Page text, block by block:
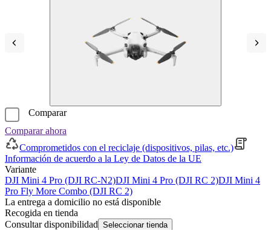
Comparar
Comparar ahora
Comprometidos con el reciclaje (dispositivos, pilas, etc.)
Información de acuerdo a la Ley de Datos de la UE
Variante
DJI Mini 4 Pro (DJI RC-N2)DJI Mini 4 Pro (DJI RC 2)DJI Mini 4
Pro Fly More Combo (DJI RC 2)
La entrega a domicilio no está disponible
Recogida en tienda
Consultar disponibilidad Seleccionar tienda